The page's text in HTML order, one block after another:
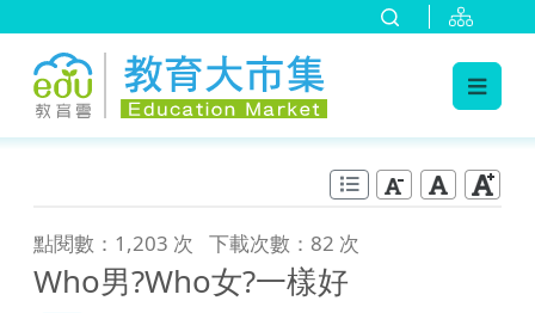
點閱數：1,203 次 下載次數：82 次
Who男?Who女?一樣好